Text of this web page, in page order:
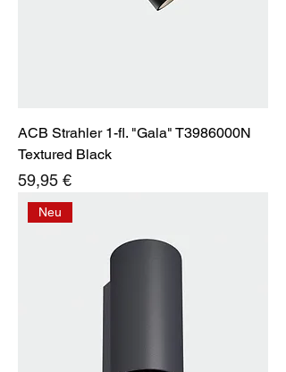
ACB Strahler 1-fl. "Gala" T3986000N
Textured Black
Preis
59,95 €
Neu